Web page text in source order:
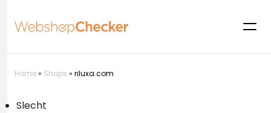
Home» Shops » riluxa.com
Slecht